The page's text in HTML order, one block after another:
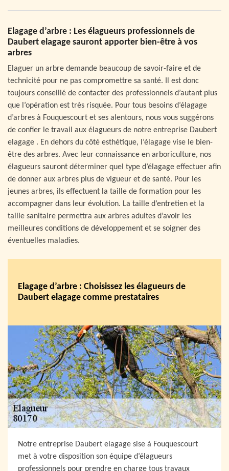
Elagage d’arbre : Les élagueurs professionnels de
Daubert elagage sauront apporter bien-être à vos
arbres
Elaguer un arbre demande beaucoup de savoir-faire et de
technicité pour ne pas compromettre sa santé. Il est donc
toujours conseillé de contacter des professionnels d’autant plus
que l’opération est très risquée. Pour tous besoins d’élagage
d’arbres à Fouquescourt et ses alentours, nous vous suggérons
de confier le travail aux élagueurs de notre entreprise Daubert
elagage . En dehors du côté esthétique, l’élagage vise le bien-
être des arbres. Avec leur connaissance en arboriculture, nos
élagueurs sauront déterminer quel type d’élagage effectuer afin
de donner aux arbres plus de vigueur et de santé. Pour les
jeunes arbres, ils effectuent la taille de formation pour les
accompagner dans leur évolution. La taille d’entretien et la
taille sanitaire permettra aux arbres adultes d’avoir les
meilleures conditions de développement et se soigner des
éventuelles maladies.
Elagage d’arbre : Choisissez les élagueurs de
Daubert elagage comme prestataires
Notre entreprise Daubert elagage sise à Fouquescourt
met à votre disposition son équipe d’élagueurs
professionnels pour prendre en charge tous travaux